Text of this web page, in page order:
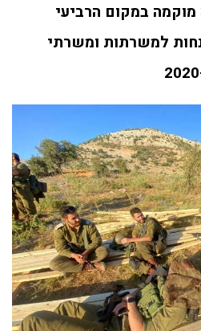
במקום הרביעי
למשרתות ומשרתי